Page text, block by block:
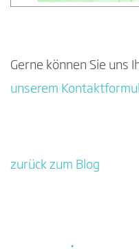
Gerne können Sie uns
unserem
zurück zum Blog